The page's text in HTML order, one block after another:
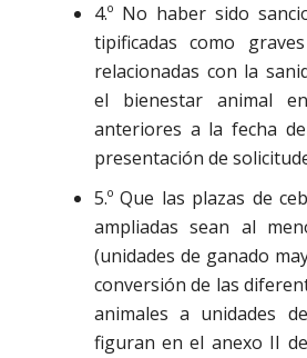
4.º No haber sido
tipificadas como
relacionadas con la
el bienestar animal
anteriores a la fecha
presentación de
5.º Que las plazas de
ampliadas sean al
(unidades de ganado
conversión de las
animales a unidades
figuran en el anexo II